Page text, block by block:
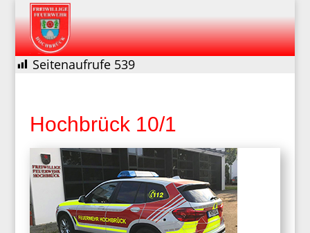
Seitenaufrufe 539
Hochbrück 10/1